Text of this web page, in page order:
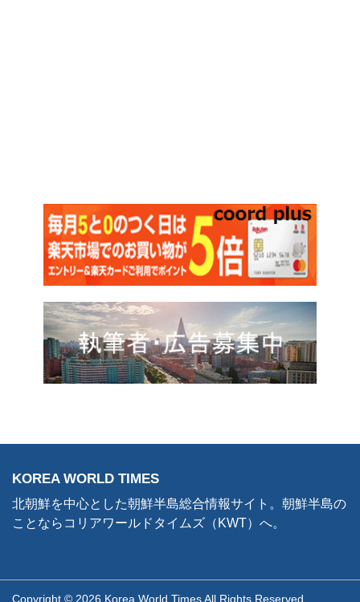
KOREA WORLD TIMES
北朝鮮を中心とした朝鮮半島総合情報サイト。朝鮮半島の
ことならコリアワールドタイムズ（KWT）へ。
Copyright © 2026 Korea World Times All Rights Reserved